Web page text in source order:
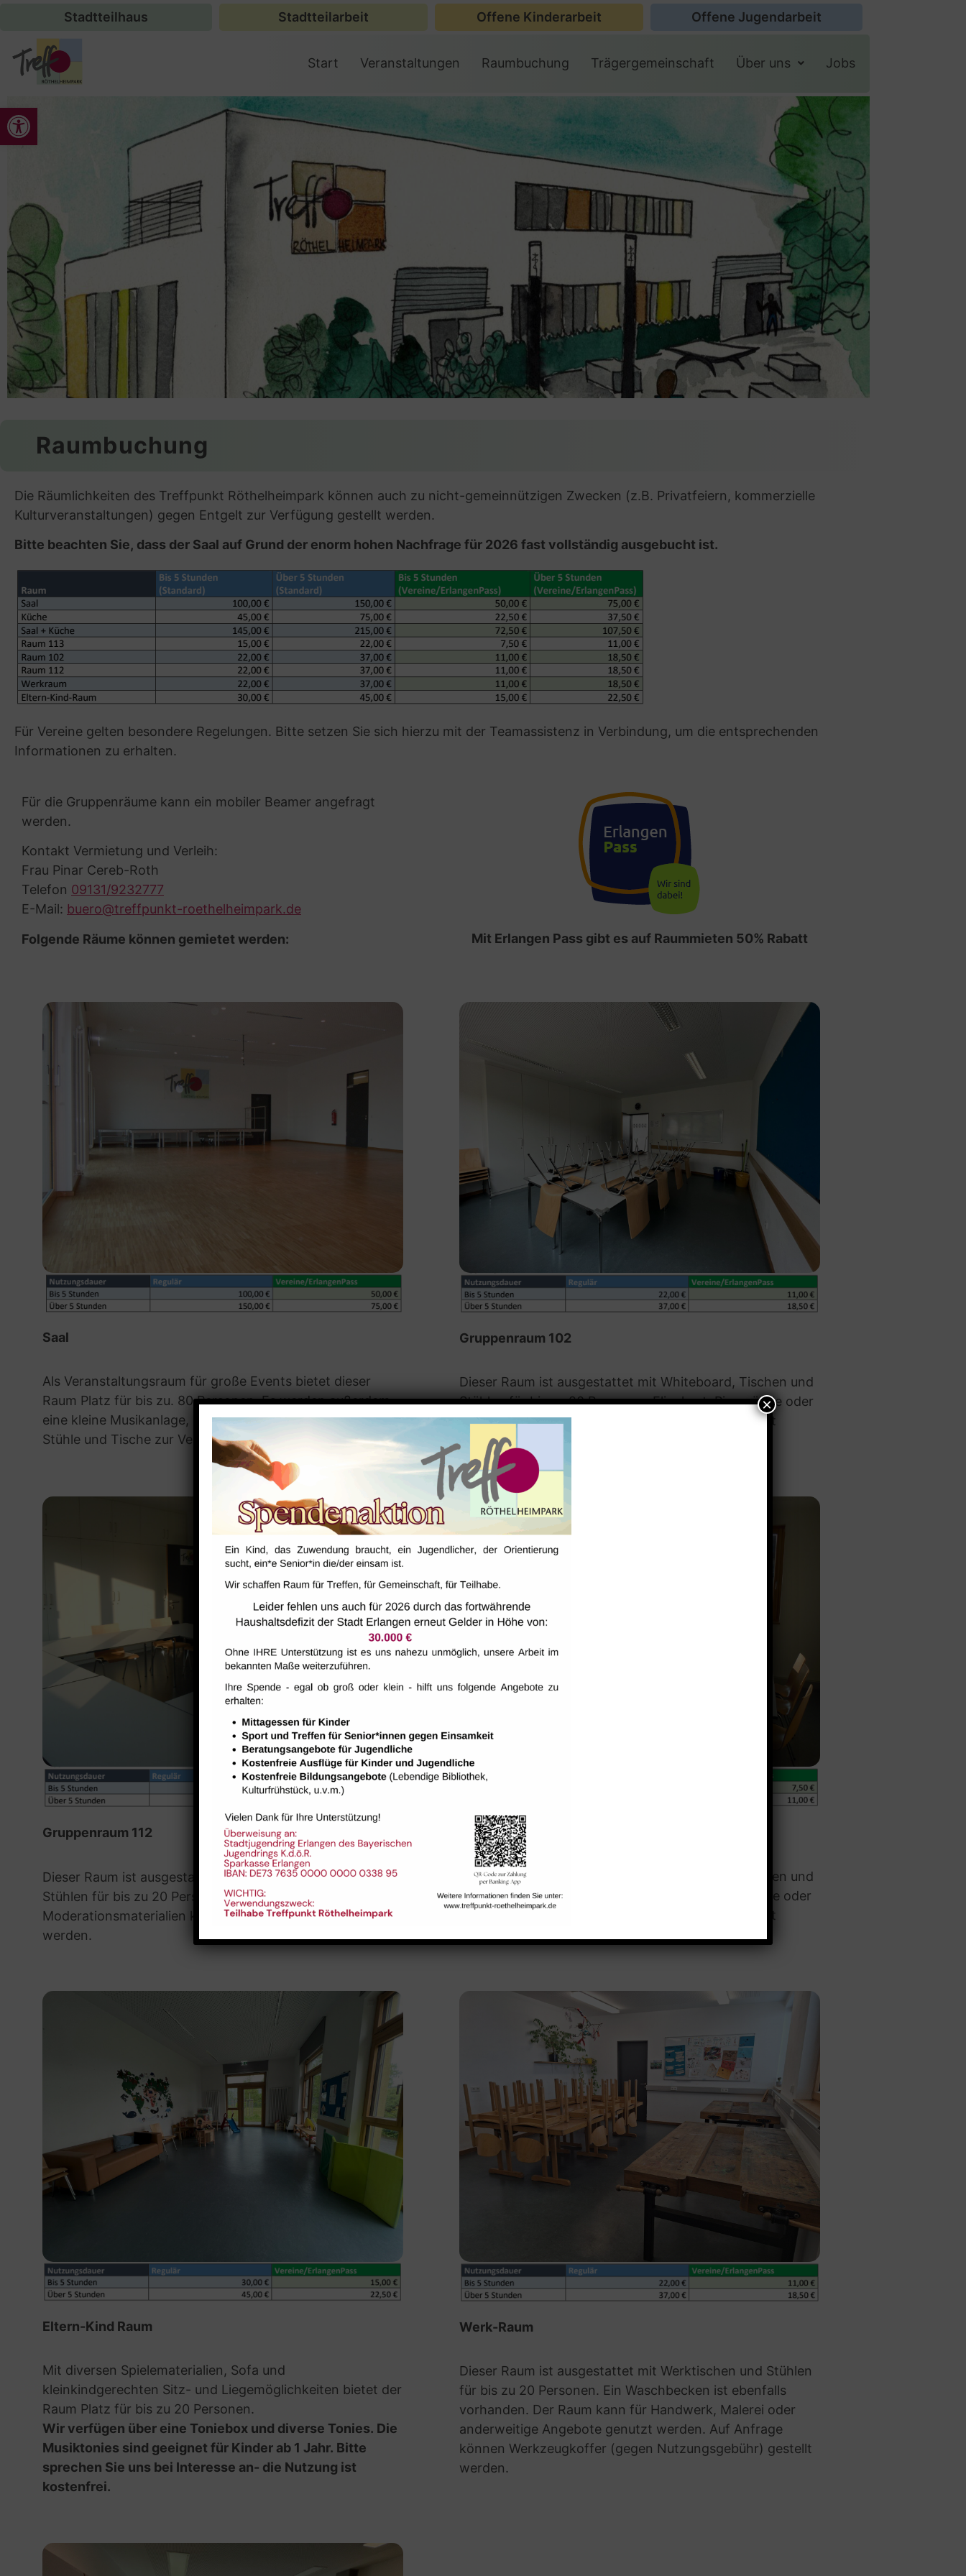
Werkzeugleiste öffnen
Stadtteilhaus Stadtteilarbeit Offene Kinderarbeit Offene Jugendarbeit
Start Veranstaltungen Raumbuchung Trägergemeinschaft Über uns Jobs
Raumbuchung
Die Räumlichkeiten des Treffpunkt Röthelheimpark können auch zu nicht-gemeinnützigen Zwecken (z.B. Privatfeiern, kommerzielle
Kulturveranstaltungen) gegen Entgelt zur Verfügung gestellt werden.
Bitte beachten Sie, dass der Saal auf Grund der enorm hohen Nachfrage für 2026 fast vollständig ausgebucht ist.
Für Vereine gelten besondere Regelungen. Bitte setzen Sie sich hierzu mit der Teamassistenz in Verbindung, um die entsprechenden
Informationen zu erhalten.
Für die Gruppenräume kann ein mobiler Beamer angefragt
werden.
Kontakt Vermietung und Verleih:
Frau Pinar Cereb-Roth
Telefon 09131/9232777
E-Mail: buero@treffpunkt-roethelheimpark.de
Folgende Räume können gemietet werden:
Mit Erlangen Pass gibt es auf Raummieten 50% Rabatt
Saal
Als Veranstaltungsraum für große Events bietet dieser
Raum Platz für bis zu. 80 Personen. Es werden außerdem
eine kleine Musikanlage, bei Bedarf ein Beamer, sowie
Stühle und Tische zur Verfügung gestellt.
Gruppenraum 102
Dieser Raum ist ausgestattet mit Whiteboard, Tischen und
Stühlen für bis zu 20 Personen. Flipchart, Pinnwände oder
Moderationsmaterialien können auf Anfrage gestellt
werden.
Gruppenraum 112
Dieser Raum ist ausgestattet mit Whiteboard, Tischen und
Stühlen für bis zu 20 Personen. Flipchart, Pinnwände oder
Moderationsmaterialien können auf Anfrage gestellt
werden.
Gruppenraum 113
Dieser Raum ist ausgestattet mit Whiteboard, Tischen und
Stühlen für bis zu 12 Personen. Flipchart, Pinnwände oder
Moderationsmaterialien können auf Anfrage gestellt
Eltern-Kind Raum
Mit diversen Spielematerialien, Sofa und
kleinkindgerechten Sitz- und Liegemöglichkeiten bietet der
Raum Platz für bis zu 20 Personen.
Wir verfügen über eine Toniebox und diverse Tonies. Die
Musiktonies sind geeignet für Kinder ab 1 Jahr. Bitte
sprechen Sie uns bei Interesse an- die Nutzung ist
kostenfrei.
Werk-Raum
Dieser Raum ist ausgestattet mit Werktischen und Stühlen
für bis zu 20 Personen. Ein Waschbecken ist ebenfalls
vorhanden. Der Raum kann für Handwerk, Malerei oder
anderweitige Angebote genutzt werden. Auf Anfrage
können Werkzeugkoffer (gegen Nutzungsgebühr) gestellt
werden.